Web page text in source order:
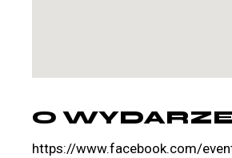
O
https://www.facebook.com/